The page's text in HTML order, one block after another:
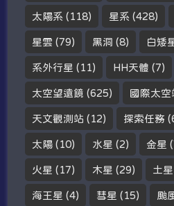
太陽系 (118) 星系 (428)
星雲 (79) 黑洞 (8) 白矮
系外行星 (11) HH天體 (7)
太空望遠鏡 (625) 國際太空
天文觀測站 (12) 探索任務
太陽 (10) 水星 (2) 金星
火星 (17) 木星 (29) 土星
海王星 (4) 彗星 (15) 颱